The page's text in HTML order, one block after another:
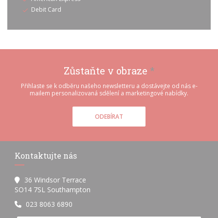
Debit Card
Zůstaňte v obraze *
Přihlaste se k odběru našeho newsletteru a dostávejte od nás e-
mailem personalizovaná sdělení a marketingové nabídky.
ODEBÍRAT
Kontaktujte nás
36 Windsor Terrace
SO14 7SL Southampton
023 8063 6890